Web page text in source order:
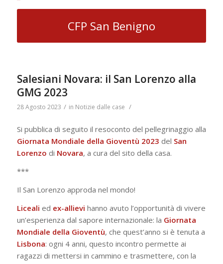
CFP San Benigno
Salesiani Novara: il San Lorenzo alla
GMG 2023
28 Agosto 2023 / in Notizie dalle case /
Si pubblica di seguito il resoconto del pellegrinaggio alla
Giornata Mondiale della Gioventù 2023 del San
Lorenzo di Novara, a cura del sito della casa.
***
Il San Lorenzo approda nel mondo!
Liceali ed ex-allievi hanno avuto l’opportunità di vivere
un’esperienza dal sapore internazionale: la Giornata
Mondiale della Gioventù, che quest’anno si è tenuta a
Lisbona: ogni 4 anni, questo incontro permette ai
ragazzi di mettersi in cammino e trasmettere, con la